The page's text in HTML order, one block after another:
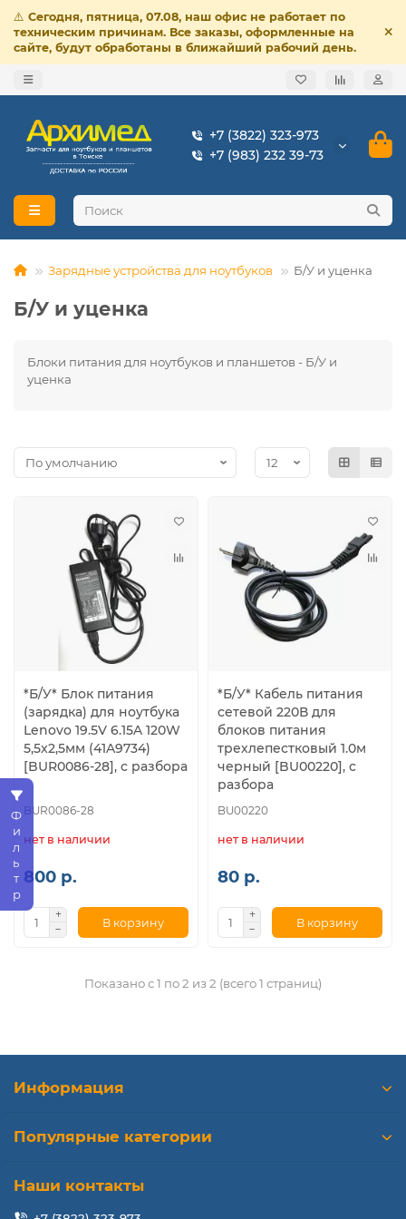
⚠️ Сегодня, пятница, 07.08, наш офис не работает по
техническим причинам. Все заказы, оформленные на
сайте, будут обработаны в ближайший рабочий день.
+7 (3822) 323-973
+7 (983) 232 39-73
Зарядные устройства для ноутбуков Б/У и уценка
Б/У и уценка
Фильтр
Блоки питания для ноутбуков и планшетов - Б/У и
уценка
*Б/У* Блок питания
(зарядка) для ноутбука
Lenovo 19.5V 6.15A 120W
5,5x2,5мм (41A9734)
[BUR0086-28], с разбора
BUR0086-28
нет в наличии
800 р.
В корзину
*Б/У* Кабель питания
сетевой 220В для
блоков питания
трехлепестковый 1.0м
черный [BU00220], с
разбора
BU00220
нет в наличии
80 р.
В корзину
Показано с 1 по 2 из 2 (всего 1 страниц)
Информация
Популярные категории
Наши контакты